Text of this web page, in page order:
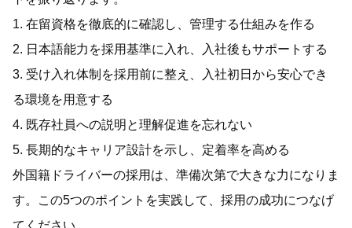
1. 在留資格を徹底的に確認し、管理する仕組みを作る
2. 日本語能力を採用基準に入れ、入社後もサポートする
3. 受け入れ体制を採用前に整え、入社初日から安心でき
る環境を用意する
4. 既存社員への説明と理解促進を忘れない
5. 長期的なキャリア設計を示し、定着率を高める
外国籍ドライバーの採用は、準備次第で大きな力になりま
す。この5つのポイントを実践して、採用の成功につなげ
てください。